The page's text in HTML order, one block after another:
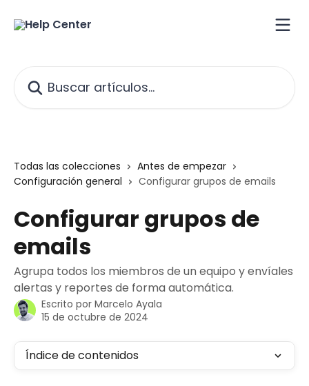
Todas las colecciones
Antes de empezar
Configuración general
Configurar grupos de emails
Configurar grupos de
emails
Agrupa todos los miembros de un equipo y envíales
alertas y reportes de forma automática.
Escrito por Marcelo Ayala
15 de octubre de 2024
Índice de contenidos